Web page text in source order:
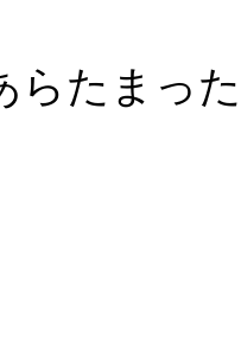
らたまっ